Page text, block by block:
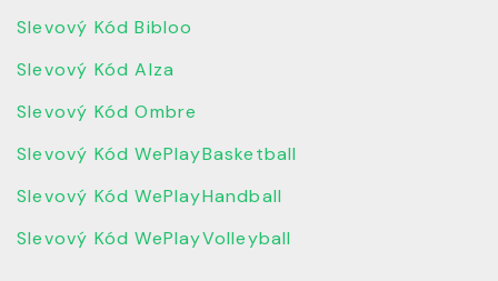
Slevový Kód Bibloo
Slevový Kód Alza
Slevový Kód Ombre
Slevový Kód WePlayBasketball
Slevový Kód WePlayHandball
Slevový Kód WePlayVolleyball